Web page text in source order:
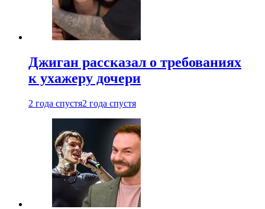
Джиган рассказал о требованиях
к ухажеру дочери
2 года спустя2 года спустя